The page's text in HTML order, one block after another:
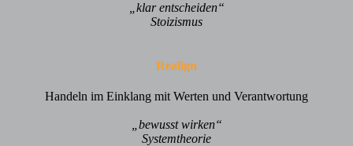
„klar entscheiden“
Stoizismus
Realign
Handeln im Einklang mit Werten und Verantwortung
„bewusst wirken“
Systemtheorie